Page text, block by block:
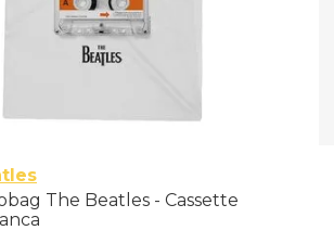
The Beatles - Cassette